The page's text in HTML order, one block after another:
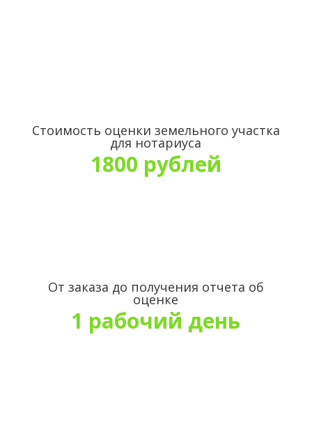
Стоимость оценки земельного участка
для нотариуса
1800 рублей
От заказа до получения отчета об
оценке
1 рабочий день